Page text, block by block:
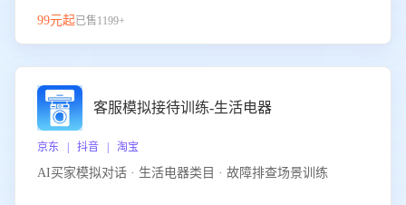
服能力。
99元起已售1199+
客服模拟接待训练-生活电器
京东 | 抖音 | 淘宝
AI买家模拟对话 · 生活电器类目 · 故障排查场景训练